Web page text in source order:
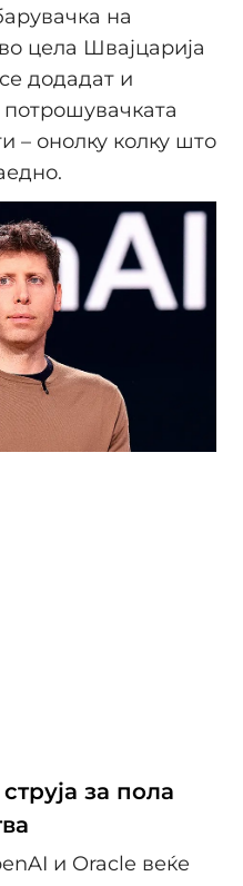
на
цела Швајцарија
додадат и
– онолку колку што
за пола
и Oracle веќе